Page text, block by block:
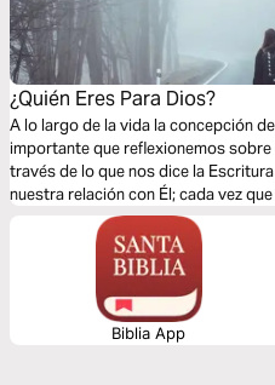
¿Quién Eres Para Dios?
A lo largo de la vida la concepción
importante que reflexionemos
través de lo que nos dice la
nuestra relación con Él; cada vez
conocemos mejor cambiamos en
Biblia App